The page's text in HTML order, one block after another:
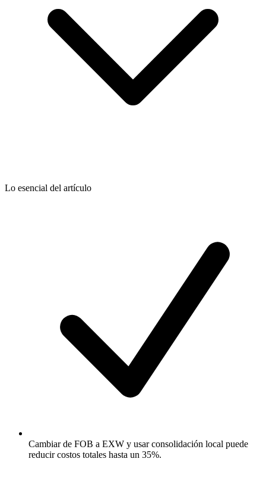
Lo esencial del artículo
Cambiar de FOB a EXW y usar consolidación local puede
reducir costos totales hasta un 35%.